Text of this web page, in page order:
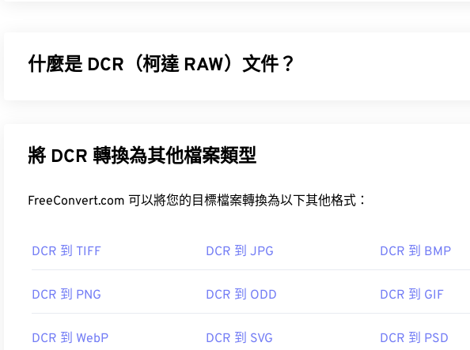
什麼是 DCR（柯達 RAW）文件？
機，但如今許多柯達相機仍然支援 DCR 格式。
開啟 DCR 檔案的免費替代方案是XnView MP ，它可在多個平台上運行。由於
DCR 轉 JPG
將 DCR 轉換為其他檔案類型
FreeConvert.com 可以將您的目標檔案轉換為以下其他格式：
DCR 到 TIFF DCR 到 JPG DCR 到 BMP
DCR 到 PNG DCR 到 ODD DCR 到 GIF
DCR 到 WebP DCR 到 SVG DCR 到 PSD